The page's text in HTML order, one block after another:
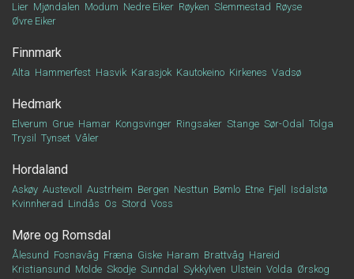
Lier Mjøndalen Modum Nedre Eiker Røyken Slemmestad Røyse
Øvre Eiker
Finnmark
Alta Hammerfest Hasvik Karasjok Kautokeino Kirkenes Vadsø
Hedmark
Elverum Grue Hamar Kongsvinger Ringsaker Stange Sør-Odal
Tolga
Trysil
Tynset Våler
Hordaland
Askøy Austevoll Austrheim Bergen Nesttun Bømlo Etne Fjell
Isdalstø
Kvinnherad Lindås Os Stord Voss
Møre og Romsdal
Ålesund Fosnavåg Fræna Giske Haram Brattvåg Hareid
Kristiansund Molde Skodje Sunndal Sykkylven Ulstein Volda Ørskog